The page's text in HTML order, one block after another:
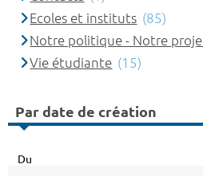
Ecoles et instituts (85)
Notre politique - Notre
Vie étudiante (15)
Par date de création
Du